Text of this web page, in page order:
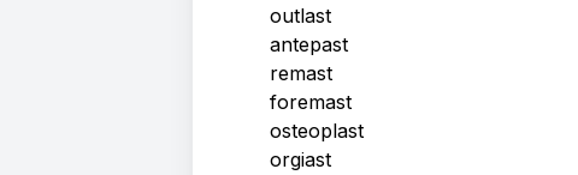
outlast
antepast
remast
foremast
osteoplast
orgiast